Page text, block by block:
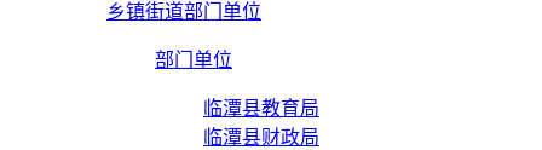
乡镇街道部门单位
部门单位
临潭县教育局
临潭县财政局